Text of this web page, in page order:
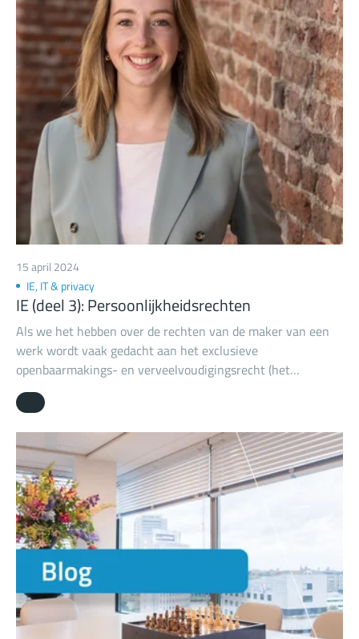
15 april 2024
IE, IT & privacy
IE (deel 3): Persoonlijkheidsrechten
Als we het hebben over de rechten van de maker van een
werk wordt vaak gedacht aan het exclusieve
openbaarmakings- en verveelvoudigingsrecht (het
auteursrecht). Denk bijvoorbeeld aan het uitgeven van een
muziekalbum, het exploiteren van een serious game of het
bouwen van een woning op basis van een architectonisch
ontwerp. Met het auteursrecht op zak, kan de maker zijn
investeringen terugverdienen en zelfs winst maken. Wil je
meer weten over deze exclusieve (exploitatie)rechten van
de maker van een werk?